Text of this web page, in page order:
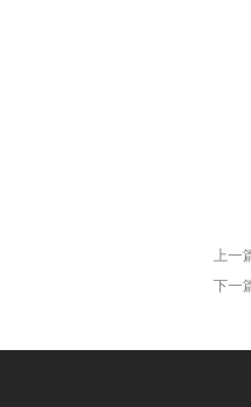
上一
下一